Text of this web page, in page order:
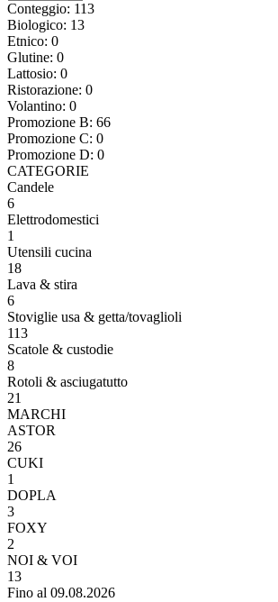
Conteggio: 113
Biologico: 13
Etnico: 0
Glutine: 0
Lattosio: 0
Ristorazione: 0
Volantino: 0
Promozione B: 66
Promozione C: 0
Promozione D: 0
CATEGORIE
Candele
6
Elettrodomestici
1
Utensili cucina
18
Lava & stira
6
Stoviglie usa & getta/tovaglioli
113
Scatole & custodie
8
Rotoli & asciugatutto
21
MARCHI
ASTOR
26
CUKI
1
DOPLA
3
FOXY
2
NOI & VOI
13
Fino al 09.08.2026